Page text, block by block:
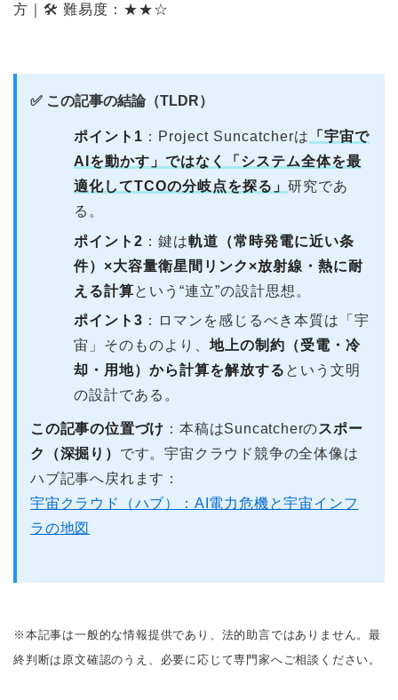
方｜🛠 難易度：★★☆
✅ この記事の結論（TLDR）
ポイント1 ：Project Suncatcherは
「宇宙で
AIを動かす」ではなく「システム全体を最
適化してTCOの分岐点を探る」 研究であ
る。
ポイント2 ：鍵は軌道（常時発電に近い条
件）×大容量衛星間リンク×放射線・熱に耐
える計算という“連立”の設計思想。
ポイント3 ：ロマンを感じるべき本質は「宇
宙」そのものより、 地上の制約（受電・冷
却・用地）から計算を解放する という文明
の設計である。
この記事の位置づけ ：本稿はSuncatcherのスポー
ク（深掘り） です。宇宙クラウド競争の全体像は
ハブ記事へ戻れます：
宇宙クラウド（ハブ）：AI電力危機と宇宙インフ
ラの地図
※本記事は一般的な情報提供であり、法的助言ではありません。最
終判断は原文確認のうえ、必要に応じて専門家へご相談ください。